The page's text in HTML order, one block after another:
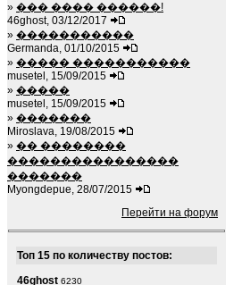
» ��� ���� ������!
46ghost, 03/12/2017
» �����������
Germanda, 01/10/2015
» ����� �����������
musetel, 15/09/2015
» �����
musetel, 15/09/2015
» �������
Miroslava, 19/08/2015
» �� ��������
����������������
�������
Myongdepue, 28/07/2015
Перейти на форум
Топ 15 по количеству постов:
46ghost 6230